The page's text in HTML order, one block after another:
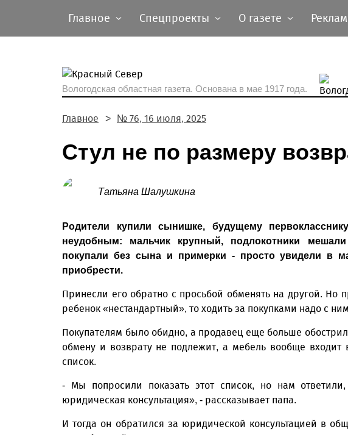
Главное Спецпроекты О газете
Вологодская областная газета. Основана в мае 1917 года.
Главное № 76, 16 июля, 2025
Стул не по размеру
Татьяна Шалушкина
Родители купили сынишке, будущему
неудобным: мальчик крупный, подлокотники
покупали без сына и примерки - просто увидели в
приобрести.
Принесли его обратно с просьбой обменять на другой. Но
ребенок «нестандартный», то ходить за покупками надо с
Покупателям было обидно, а продавец еще больше
обмену и возврату не подлежит, а мебель вообще входит
список.
- Мы попросили показать этот список, но нам
юридическая консультация», - рассказывает папа.
И тогда он обратился за юридической консультацией в